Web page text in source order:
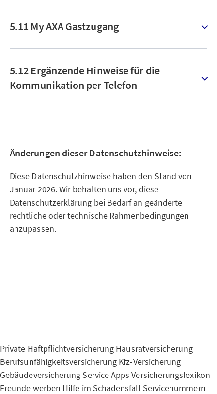
5.11 My AXA Gastzugang
5.12 Ergänzende Hinweise für die
Kommunikation per Telefon
Änderungen dieser Datenschutzhinweise:
Diese Datenschutzhinweise haben den Stand von
Januar 2026. Wir behalten uns vor, diese
Datenschutzerklärung bei Bedarf an geänderte
rechtliche oder technische Rahmenbedingungen
anzupassen.
Private Haftpflichtversicherung Hausratversicherung
Berufsunfähigkeitsversicherung Kfz-Versicherung
Gebäudeversicherung Service Apps Versicherungslexikon
Freunde werben Hilfe im Schadensfall Servicenummern